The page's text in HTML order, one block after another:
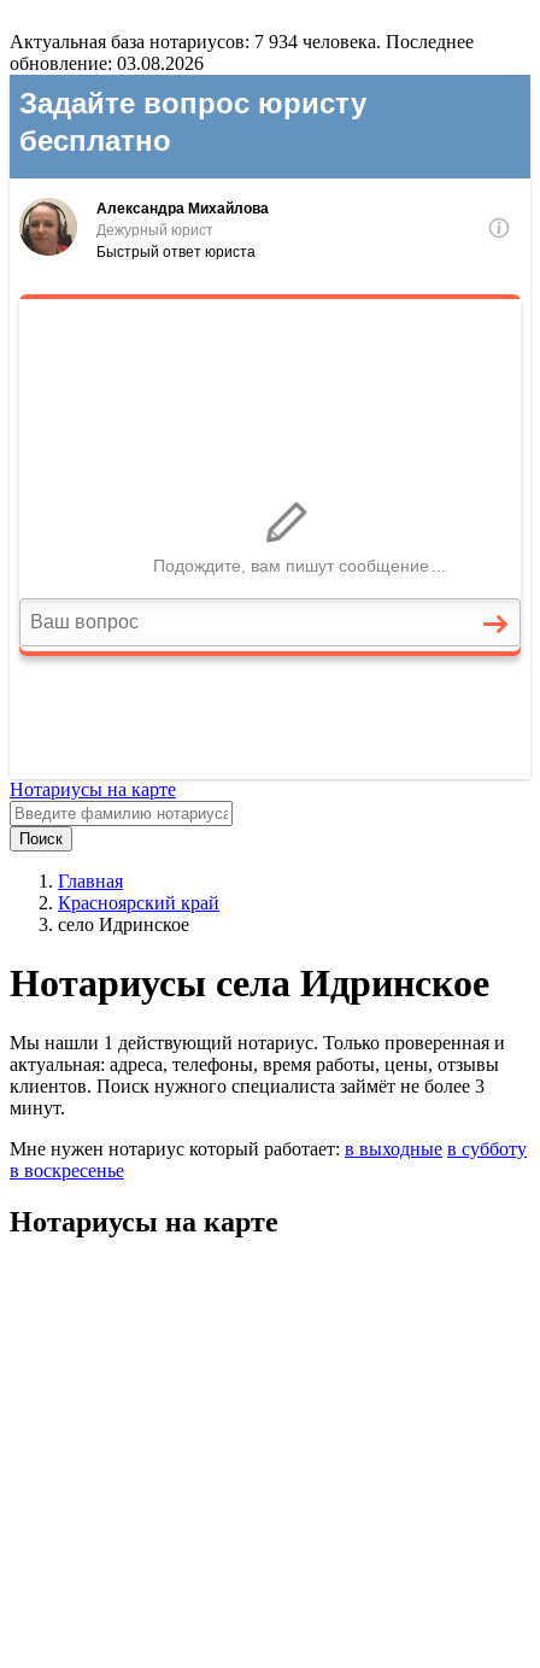
Актуальная база нотариусов: 7 934 человека. Последнее
обновление: 03.08.2026
Нотариусы на карте
Поиск
Главная
Красноярский край
село Идринское
Нотариусы села Идринское
Мы нашли 1 действующий нотариус. Только проверенная и
актуальная: адреса, телефоны, время работы, цены, отзывы
клиентов. Поиск нужного специалиста займёт не более 3
минут.
Мне нужен нотариус который работает: в выходные в субботу
в воскресенье
Нотариусы на карте